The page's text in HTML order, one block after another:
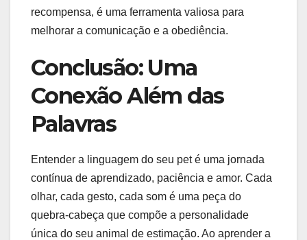
recompensa, é uma ferramenta valiosa para
melhorar a comunicação e a obediência.
Conclusão: Uma
Conexão Além das
Palavras
Entender a linguagem do seu pet é uma jornada
contínua de aprendizado, paciência e amor. Cada
olhar, cada gesto, cada som é uma peça do
quebra-cabeça que compõe a personalidade
única do seu animal de estimação. Ao aprender a